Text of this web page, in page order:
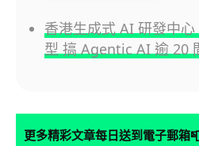
香港生成式 AI 研發中
型 搞 Agentic AI 逾 20
更多精彩文章每日送到電子郵箱